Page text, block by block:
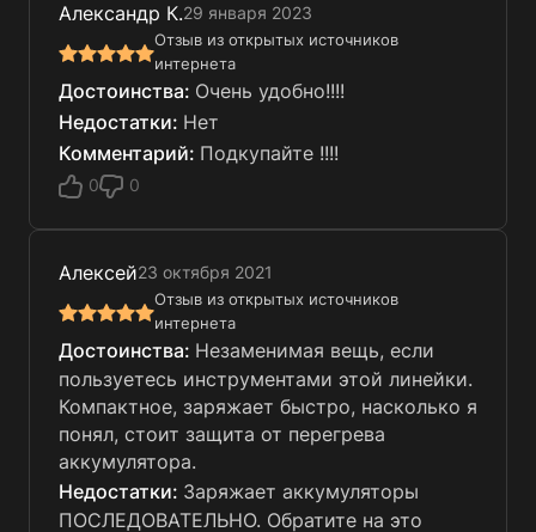
Александр К.29 января 2023
Отзыв из открытых источников
интернета
Очень удобно!!!!
Нет
Подкупайте !!!!
0 0
Алексей23 октября 2021
Отзыв из открытых источников
интернета
Незаменимая вещь, если
пользуетесь инструментами этой линейки.
Компактное, заряжает быстро, насколько я
понял, стоит защита от перегрева
аккумулятора.
Заряжает аккумуляторы
ПОСЛЕДОВАТЕЛЬНО. Обратите на это